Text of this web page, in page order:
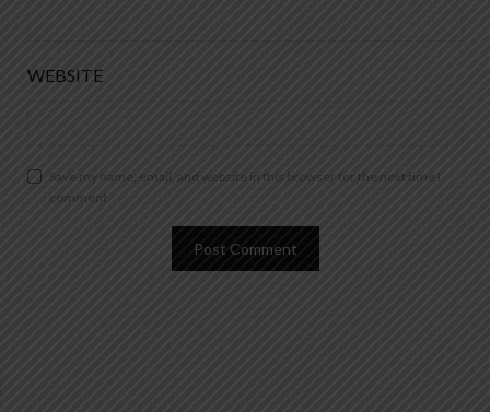
WEBSITE
Save my name, email, and website in this browser for the next time I
comment.